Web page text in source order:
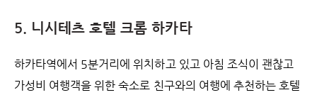
5. 니시테츠 호텔 크롬 하카타
하카타역에서 5분거리에 위치하고 있고 아침 조식이 괜찮고
가성비 여행객을 위한 숙소로 친구와의 여행에 추천하는 호텔